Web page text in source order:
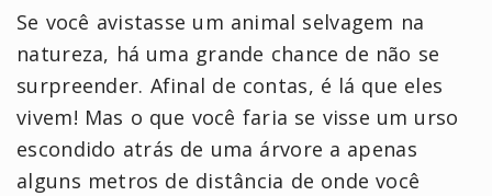
Se você avistasse um animal selvagem na
natureza, há uma grande chance de não se
surpreender. Afinal de contas, é lá que eles
vivem! Mas o que você faria se visse um urso
escondido atrás de uma árvore a apenas
alguns metros de distância de onde você